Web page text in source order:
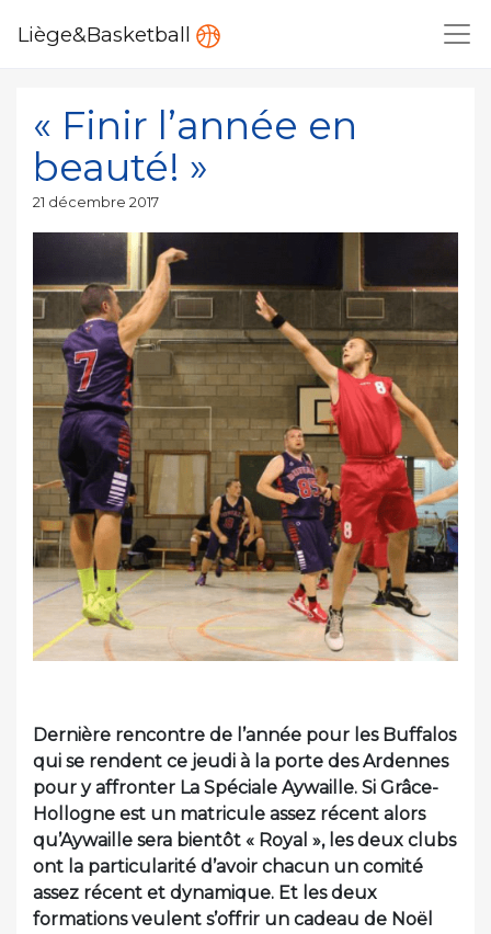
Liège&Basketball
« Finir l’année en
beauté! »
Publié
21 décembre 2017
Dernière rencontre de l’année pour les Buffalos
qui se rendent ce jeudi à la porte des Ardennes
pour y affronter La Spéciale Aywaille. Si Grâce-
Hollogne est un matricule assez récent alors
qu’Aywaille sera bientôt « Royal », les deux clubs
ont la particularité d’avoir chacun un comité
assez récent et dynamique. Et les deux
formations veulent s’offrir un cadeau de Noël